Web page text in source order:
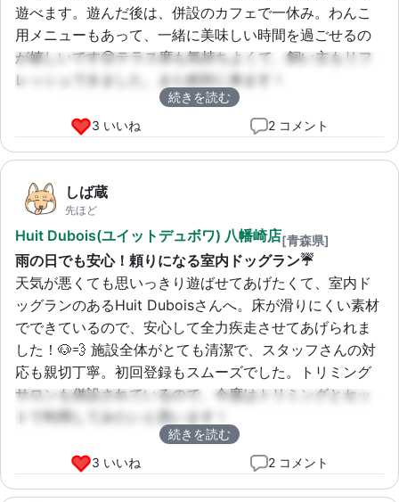
遊べます。遊んだ後は、併設のカフェで一休み。わんこ
用メニューもあって、一緒に美味しい時間を過ごせるの
が嬉しいです😊テラス席も気持ちよくて、飼い主もリフ
レッシュできました。また絶対に来ます！
続きを読む
3 いいね
2 コメント
しば蔵
先ほど
Huit Dubois(ユイットデュボワ) 八幡崎店[青森県]
雨の日でも安心！頼りになる室内ドッグラン☔
天気が悪くても思いっきり遊ばせてあげたくて、室内ド
ッグランのあるHuit Duboisさんへ。床が滑りにくい素材
でできているので、安心して全力疾走させてあげられま
した！🐶💨 施設全体がとても清潔で、スタッフさんの対
応も親切丁寧。初回登録もスムーズでした。トリミング
サロンも併設されているので、今度はトリミングとセッ
トで利用してみたいと思います！
続きを読む
3 いいね
2 コメント